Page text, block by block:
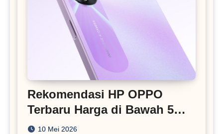
Rekomendasi HP OPPO
Terbaru Harga di Bawah 5
Juta
10 Mei 2026